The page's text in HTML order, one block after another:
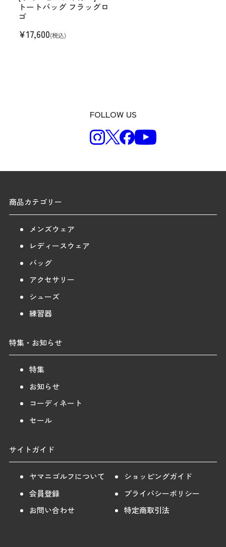
トートバッグ フラッグロ
ゴ
¥17,600(税込)
FOLLOW US
商品カテゴリー
メンズウェア
レディースウェア
バッグ
アクセサリー
シューズ
練習器
特集・お知らせ
特集
お知らせ
コーディネート
セール
サイトガイド
ヤマニゴルフについて
ショッピングガイド
会員登録
プライバシーポリシー
お問い合わせ
特定商取引法